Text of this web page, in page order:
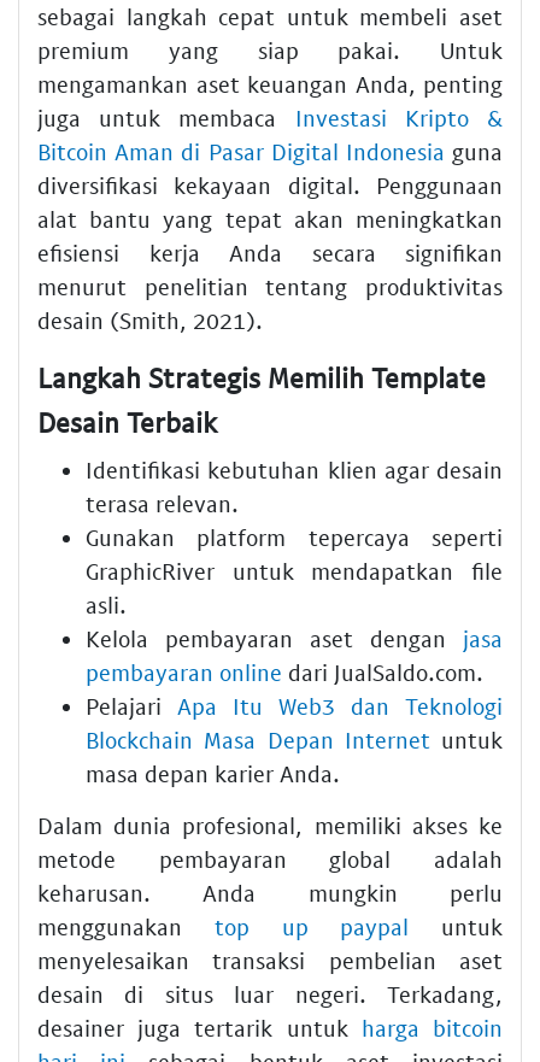
sebagai langkah cepat untuk membeli aset
premium yang siap pakai. Untuk
mengamankan aset keuangan Anda, penting
juga untuk membaca Investasi Kripto &
Bitcoin Aman di Pasar Digital Indonesia guna
diversifikasi kekayaan digital. Penggunaan
alat bantu yang tepat akan meningkatkan
efisiensi kerja Anda secara signifikan
menurut penelitian tentang produktivitas
desain (Smith, 2021).
Langkah Strategis Memilih Template
Desain Terbaik
Identifikasi kebutuhan klien agar desain
terasa relevan.
Gunakan platform tepercaya seperti
GraphicRiver untuk mendapatkan file
asli.
Kelola pembayaran aset dengan jasa
pembayaran online dari JualSaldo.com.
Pelajari Apa Itu Web3 dan Teknologi
Blockchain Masa Depan Internet untuk
masa depan karier Anda.
Dalam dunia profesional, memiliki akses ke
metode pembayaran global adalah
keharusan. Anda mungkin perlu
menggunakan top up paypal untuk
menyelesaikan transaksi pembelian aset
desain di situs luar negeri. Terkadang,
desainer juga tertarik untuk harga bitcoin